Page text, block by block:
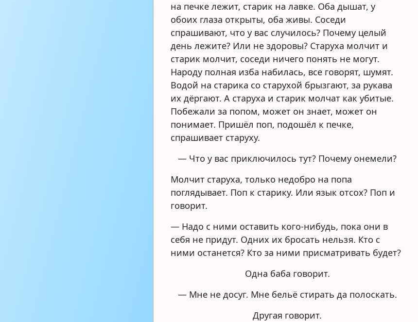
на печке лежит, старик на лавке. Оба дышат, у
обоих глаза открыты, оба живы. Соседи
спрашивают, что у вас случилось? Почему целый
день лежите? Или не здоровы? Старуха молчит и
старик молчит, соседи ничего понять не могут.
Народу полная изба набилась, все говорят, шумят.
Водой на старика со старухой брызгают, за рукава
их дёргают. А старуха и старик молчат как убитые.
Побежали за попом, может он знает, может он
понимает. Пришёл поп, подошёл к печке,
спрашивает старуху.
— Что у вас приключилось тут? Почему онемели?
Молчит старуха, только недобро на попа
поглядывает. Поп к старику. Или язык отсох? Поп и
говорит.
— Надо с ними оставить кого-нибудь, пока они в
себя не придут. Одних их бросать нельзя. Кто с
ними останется? Кто за ними присматривать будет?
Одна баба говорит.
— Мне не досуг. Мне бельё стирать да полоскать.
Другая говорит.